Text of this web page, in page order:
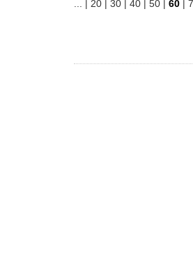
| 20 | 30 | 40 | 50 | 60 |